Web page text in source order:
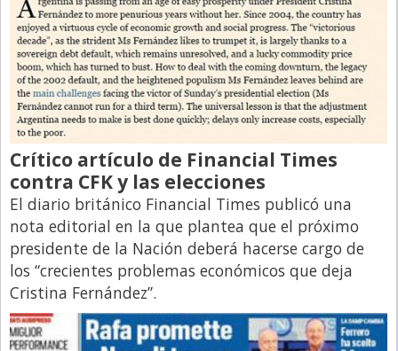
Ecología y Ambiente
Economía
El Experto
El Innovador
El Precio Que Yo Ví
Entrevista
Entrevista Exclusiva
Finanzas
Gastronomia
Internacionales
La Opinión del Director
Crítico artículo de Financial Times
contra CFK y las elecciones
El diario británico Financial Times publicó una
nota editorial en la que plantea que el próximo
presidente de la Nación deberá hacerse cargo de
los “crecientes problemas económicos que deja
Cristina Fernández”.